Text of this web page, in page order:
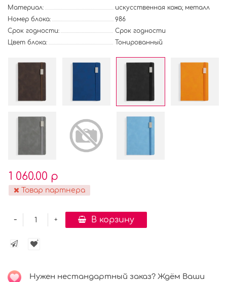
Материал:
искусственная кожа; металл
Номер блока:
986
Срок годности:
Срок годности
Цвет блока:
Тонированный
1 060.00 р
Товар партнера
+
- В корзину
Нужен нестандартный заказ? Ждём Ваши